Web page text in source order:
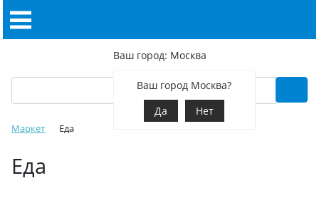
Ваш город: Москва
Ваш город Москва?
Да
Нет
Маркет Еда
Еда